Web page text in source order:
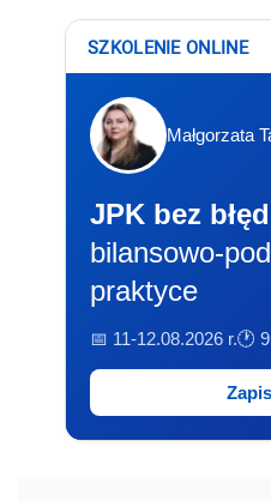
SZKOLENIE ONLINE
Małgorzata
JPK bez
bilansowo-
praktyce
📅 11-12.08.2026 r.🕐